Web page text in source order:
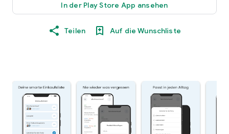
In der Play Store App ansehen
Teilen Auf die Wunschliste